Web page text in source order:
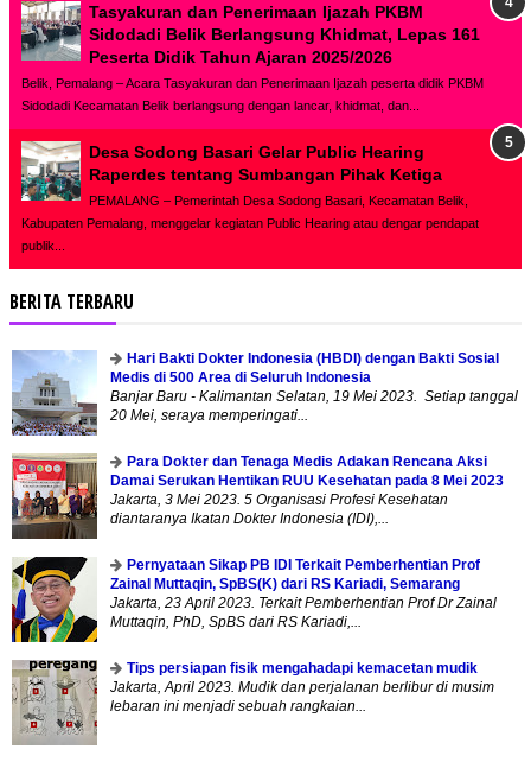
Tasyakuran dan Penerimaan Ijazah PKBM
Sidodadi Belik Berlangsung Khidmat, Lepas 161
Peserta Didik Tahun Ajaran 2025/2026
Belik, Pemalang – Acara Tasyakuran dan Penerimaan Ijazah peserta didik PKBM
Sidodadi Kecamatan Belik berlangsung dengan lancar, khidmat, dan...
Desa Sodong Basari Gelar Public Hearing
Raperdes tentang Sumbangan Pihak Ketiga
PEMALANG – Pemerintah Desa Sodong Basari, Kecamatan Belik,
Kabupaten Pemalang, menggelar kegiatan Public Hearing atau dengar pendapat
publik...
BERITA TERBARU
Hari Bakti Dokter Indonesia (HBDI) dengan Bakti Sosial
Medis di 500 Area di Seluruh Indonesia
Banjar Baru - Kalimantan Selatan, 19 Mei 2023. Setiap tanggal
20 Mei, seraya memperingati...
Para Dokter dan Tenaga Medis Adakan Rencana Aksi
Damai Serukan Hentikan RUU Kesehatan pada 8 Mei 2023
Jakarta, 3 Mei 2023. 5 Organisasi Profesi Kesehatan
diantaranya Ikatan Dokter Indonesia (IDI),...
Pernyataan Sikap PB IDI Terkait Pemberhentian Prof
Zainal Muttaqin, SpBS(K) dari RS Kariadi, Semarang
Jakarta, 23 April 2023. Terkait Pemberhentian Prof Dr Zainal
Muttaqin, PhD, SpBS dari RS Kariadi,...
Tips persiapan fisik mengahadapi kemacetan mudik
Jakarta, April 2023. Mudik dan perjalanan berlibur di musim
lebaran ini menjadi sebuah rangkaian...